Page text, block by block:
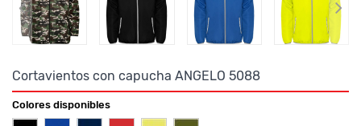
Cortavientos con capucha ANGELO 5088
Colores disponibles